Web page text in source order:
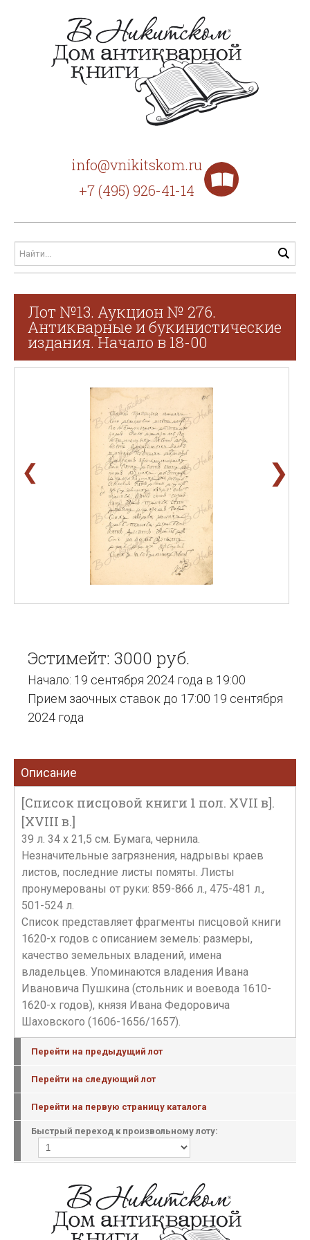
info@vnikitskom.ru
+7 (495) 926-41-14
Лот №13. Аукцион № 276.
Антикварные и букинистические
издания. Начало в 18-00
❮ ❯
Эстимейт: 3000 руб.
Начало: 19 сентября 2024 года в 19:00
Прием заочных ставок до 17:00 19 сентября
2024 года
Описание
[Список писцовой книги 1 пол. XVII в].
[XVIII в.]
39 л. 34 х 21,5 см. Бумага, чернила.
Незначительные загрязнения, надрывы краев
листов, последние листы помяты. Листы
пронумерованы от руки: 859-866 л., 475-481 л.,
501-524 л.
Список представляет фрагменты писцовой книги
1620-х годов с описанием земель: размеры,
качество земельных владений, имена
владельцев. Упоминаются владения Ивана
Ивановича Пушкина (стольник и воевода 1610-
1620-х годов), князя Ивана Федоровича
Шаховского (1606-1656/1657).
Перейти на предыдущий лот
Перейти на следующий лот
Перейти на первую страницу каталога
Быстрый переход к произвольному лоту: